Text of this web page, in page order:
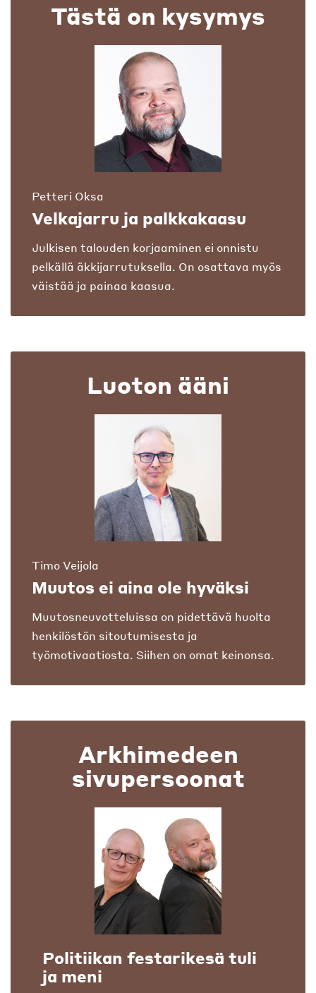
Tästä on kysymys
Petteri Oksa
Velkajarru ja palkkakaasu
Julkisen talouden korjaaminen ei onnistu
pelkällä äkkijarrutuksella. On osattava myös
väistää ja painaa kaasua.
Luoton ääni
Timo Veijola
Muutos ei aina ole hyväksi
Muutosneuvotteluissa on pidettävä huolta
henkilöstön sitoutumisesta ja
työmotivaatiosta. Siihen on omat keinonsa.
Arkhimedeen
sivupersoonat
Politiikan festarikesä tuli
ja meni